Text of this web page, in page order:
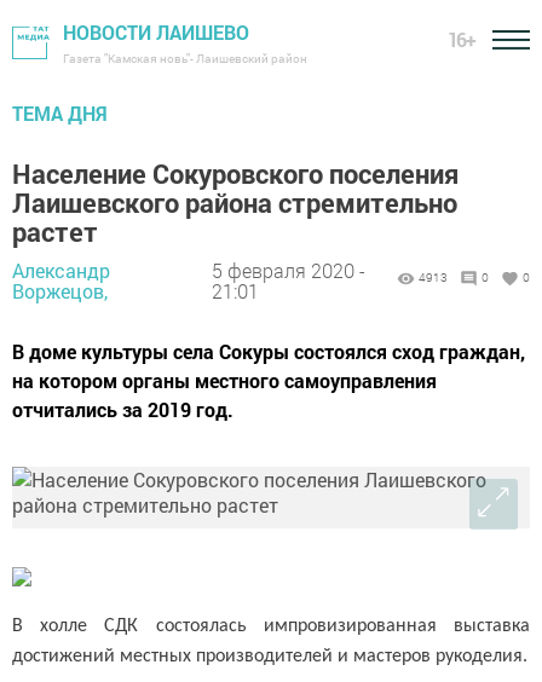
НОВОСТИ ЛАИШЕВО
Газета "Камская новь"- Лаишевский район
16+
ТЕМА ДНЯ
Население Сокуровского поселения
Лаишевского района стремительно
растет
Александр
Воржецов,
5 февраля 2020 -
21:01
4913 0 0
В доме культуры села Сокуры состоялся сход граждан,
на котором органы местного самоуправления
отчитались за 2019 год.
В холле СДК состоялась импровизированная выставка
достижений местных производителей и мастеров рукоделия.